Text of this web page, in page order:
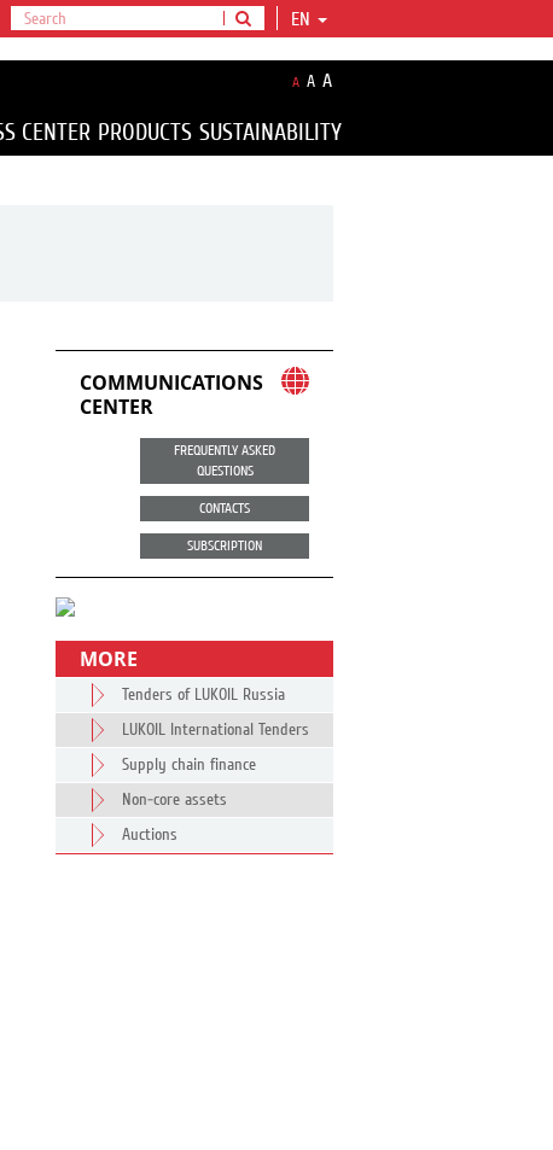
EN
A A A
CENTER PRODUCTS SUSTAINABILITY
COMMUNICATIONS
CENTER
FREQUENTLY ASKED
QUESTIONS
CONTACTS
SUBSCRIPTION
MORE
Tenders of LUKOIL Russia
LUKOIL International Tenders
Supply chain finance
Non-core assets
Auctions